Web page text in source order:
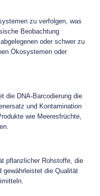
zu verfolgen, was
Beobachtung
oder schwer zu
Ökosystemen oder
die DNA-Barcodierung die
und Kontamination
wie Meeresfrüchte,
pflanzlicher Rohstoffe, die
gewährleistet die Qualität